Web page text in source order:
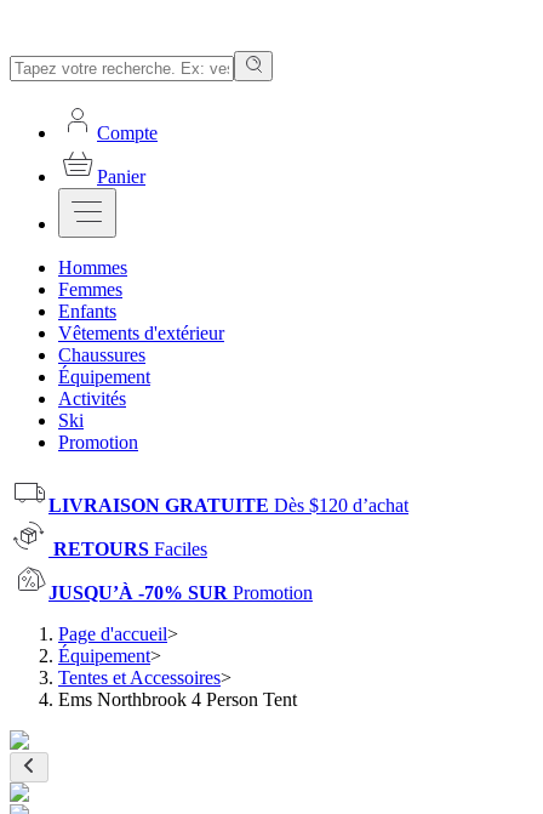
Compte
Panier
Hommes
Femmes
Enfants
Vêtements d'extérieur
Chaussures
Équipement
Activités
Ski
Promotion
LIVRAISON GRATUITE Dès $120 d’achat
RETOURS Faciles
JUSQU’À -70% SUR Promotion
Page d'accueil>
Équipement>
Tentes et Accessoires>
Ems Northbrook 4 Person Tent